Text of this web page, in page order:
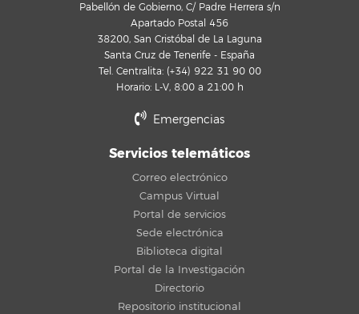
Pabellón de Gobierno, C/ Padre Herrera s/n
Apartado Postal 456
38200, San Cristóbal de La Laguna
Santa Cruz de Tenerife - España
Tel. Centralita: (+34) 922 31 90 00
Horario: L-V, 8:00 a 21:00 h
Emergencias
Servicios telemáticos
Correo electrónico
Campus Virtual
Portal de servicios
Sede electrónica
Biblioteca digital
Portal de la Investigación
Directorio
Repositorio institucional